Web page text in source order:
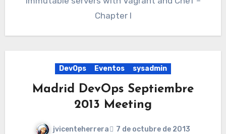
Chapter I
DevOps Eventos sysadmin
Madrid DevOps Septiembre
2013 Meeting
jvicenteherrera
7 de octubre de 2013